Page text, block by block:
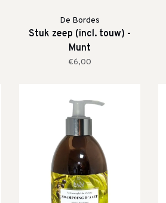
De Bordes
Stuk zeep (incl. touw) -
Munt
€6,00